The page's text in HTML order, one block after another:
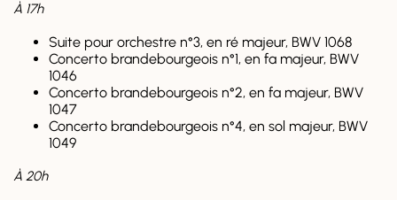
À 17h
Suite pour orchestre n°3, en ré majeur, BWV 1068
Concerto brandebourgeois n°1, en fa majeur, BWV
1046
Concerto brandebourgeois n°2, en fa majeur, BWV
1047
Concerto brandebourgeois n°4, en sol majeur, BWV
1049
À 20h